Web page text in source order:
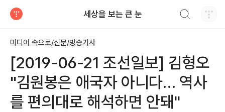
세상을 보는 큰 눈
미디어 속으로/신문/방송기사
[2019-06-21 조선일보] 김형오
"김원봉은 애국자 아니다… 역사
를 편의대로 해석하면 안돼"